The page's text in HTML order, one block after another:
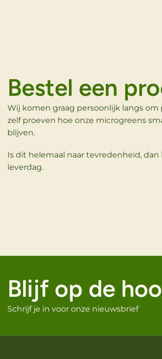
Bestel een
Wij komen graag persoonlijk langs
zelf proeven hoe onze microgreens
blijven.
Is dit helemaal naar tevredenheid,
leverdag.
Blijf op de
Schrijf je in voor onze nieuwsbrief